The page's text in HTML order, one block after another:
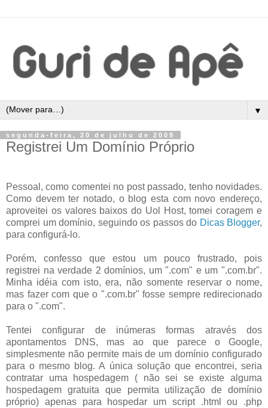
▼
segunda-feira, 20 de julho de 2009
Registrei Um Domínio Próprio
Pessoal, como comentei no post passado, tenho novidades.
Como devem ter notado, o blog esta com novo endereço,
aproveitei os valores baixos do Uol Host, tomei coragem e
comprei um domínio, seguindo os passos do Dicas Blogger,
para configurá-lo.
Porém, confesso que estou um pouco frustrado, pois
registrei na verdade 2 domínios, um ".com" e um ".com.br".
Minha idéia com isto, era, não somente reservar o nome,
mas fazer com que o ".com.br" fosse sempre redirecionado
para o ".com".
Tentei configurar de inúmeras formas através dos
apontamentos DNS, mas ao que parece o Google,
simplesmente não permite mais de um domínio configurado
para o mesmo blog. A única solução que encontrei, seria
contratar uma hospedagem ( não sei se existe alguma
hospedagem gratuita que permita utilização de domínio
próprio) apenas para hospedar um script .html ou .php